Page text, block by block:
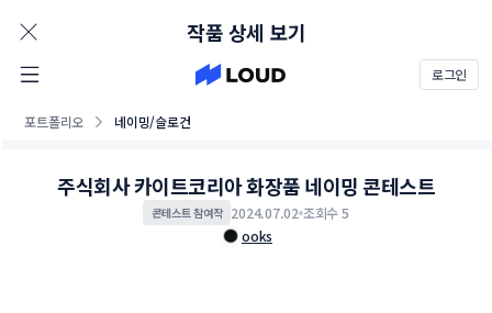
로그인
포트폴리오 네이밍/슬로건
작품 상세 보기
주식회사 카이트코리아 화장품 네이밍 콘테스트
콘테스트 참여작 2024.07.02 조회수 5
ooks